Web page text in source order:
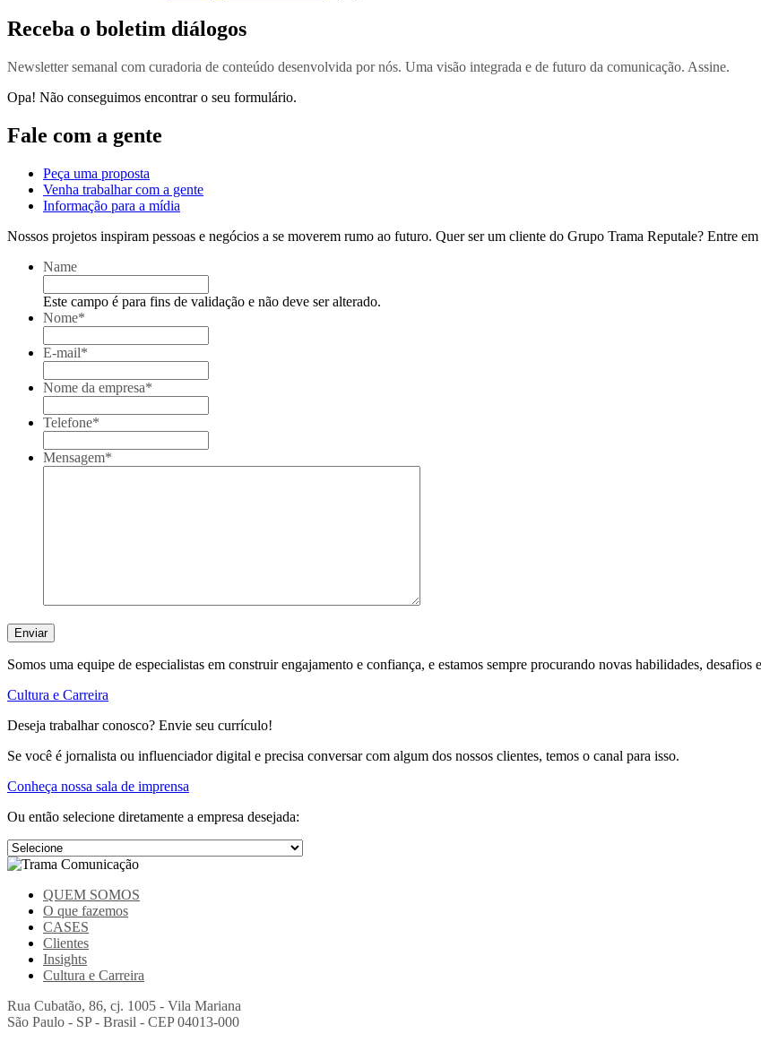
Receba o boletim diálogos
Newsletter semanal com curadoria de conteúdo desenvolvida por nós. Uma visão integrada e de futuro da comunicação. Assine.
Opa! Não conseguimos encontrar o seu formulário.
Fale com a gente
Peça uma proposta
Venha trabalhar com a gente
Informação para a mídia
Nossos projetos inspiram pessoas e negócios a se moverem rumo ao futuro. Quer ser um cliente do Grupo Trama Reputale? Entre
Name
Este campo é para fins de validação e não deve ser alterado.
Nome*
E-mail*
Nome da empresa*
Telefone*
Mensagem*
Somos uma equipe de especialistas em construir engajamento e confiança, e estamos sempre procurando novas habilidades, desafios
Cultura e Carreira
Deseja trabalhar conosco? Envie seu currículo!
Se você é jornalista ou influenciador digital e precisa conversar com algum dos nossos clientes, temos o canal para isso.
Conheça nossa sala de imprensa
Ou então selecione diretamente a empresa desejada:
QUEM SOMOS
O que fazemos
CASES
Clientes
Insights
Cultura e Carreira
Rua Cubatão, 86, cj. 1005 - Vila Mariana
São Paulo - SP - Brasil - CEP 04013-000